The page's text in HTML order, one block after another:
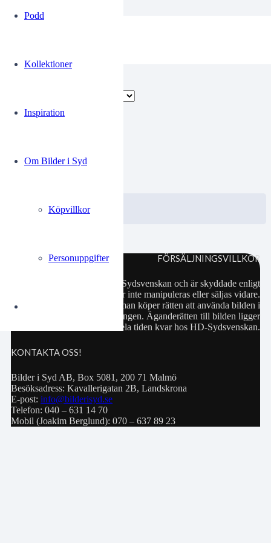
Podd
Kollektioner
Inspiration
Om Bilder i Syd
Köpvillkor
Personuppgifter
0.00kr
Välj alternativ
FÖRSÄLJNINGSVILLKOR
Samtliga bilder hör till HD-Sydsvenskan och är skyddade enligt
upphovsrättslagen. De får inte manipuleras eller säljas vidare.
Köp av bild innebär att man köper rätten att använda bilden i
privat bruk eller för publiceringen. Äganderätten till bilden ligger
hela tiden kvar hos HD-Sydsvenskan.
KONTAKTA OSS!
Bilder i Syd AB, Box 5081, 200 71 Malmö
Besöksadress: Kavallerigatan 2B, Landskrona
E-post: info@bilderisyd.se
Telefon: 040 – 631 14 70
Mobil (Joakim Berglund): 070 – 637 89 23